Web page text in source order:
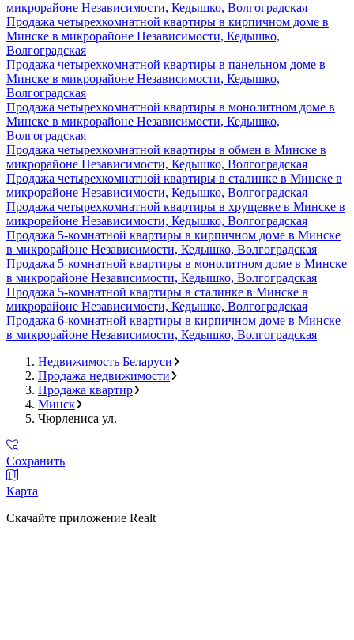
микрорайоне Независимости, Кедышко, Волгоградская
Продажа четырехкомнатной квартиры в кирпичном доме в
Минске в микрорайоне Независимости, Кедышко,
Волгоградская
Продажа четырехкомнатной квартиры в панельном доме в
Минске в микрорайоне Независимости, Кедышко,
Волгоградская
Продажа четырехкомнатной квартиры в монолитном доме в
Минске в микрорайоне Независимости, Кедышко,
Волгоградская
Продажа четырехкомнатной квартиры в обмен в Минске в
микрорайоне Независимости, Кедышко, Волгоградская
Продажа четырехкомнатной квартиры в сталинке в Минске в
микрорайоне Независимости, Кедышко, Волгоградская
Продажа четырехкомнатной квартиры в хрущевке в Минске в
микрорайоне Независимости, Кедышко, Волгоградская
Продажа 5-комнатной квартиры в кирпичном доме в Минске
в микрорайоне Независимости, Кедышко, Волгоградская
Продажа 5-комнатной квартиры в монолитном доме в Минске
в микрорайоне Независимости, Кедышко, Волгоградская
Продажа 5-комнатной квартиры в сталинке в Минске в
микрорайоне Независимости, Кедышко, Волгоградская
Продажа 6-комнатной квартиры в кирпичном доме в Минске
в микрорайоне Независимости, Кедышко, Волгоградская
Недвижимость Беларуси
Продажа недвижимости
Продажа квартир
Минск
Чюрлениса ул.
Сохранить
Карта
Скачайте приложение Realt